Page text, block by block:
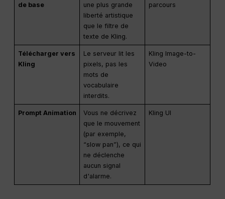
de base
une plus grande
liberté artistique
que le filtre de
texte de Kling.
parcours
Télécharger vers
Kling
Le serveur lit les
pixels, pas les
mots de
vocabulaire
interdits.
Kling Image-to-
Video
Prompt Animation
Vous ne décrivez
que le mouvement
(par exemple,
“slow pan”), ce qui
ne déclenche
aucun signal
d'alarme.
Kling UI